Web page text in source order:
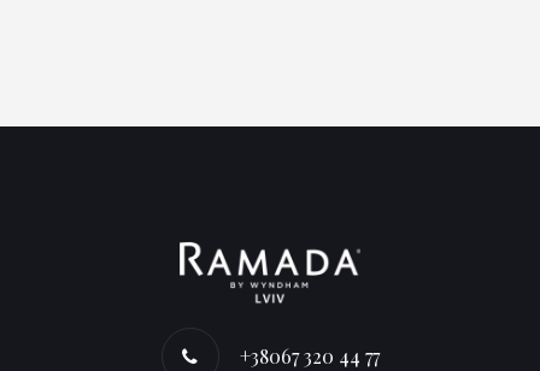
+38067 320 44 77